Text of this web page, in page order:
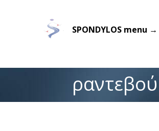
SPONDYLOS menu →
ραντεβού